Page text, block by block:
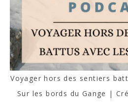
Voyager hors des sentiers
Sur les bords du Gange |